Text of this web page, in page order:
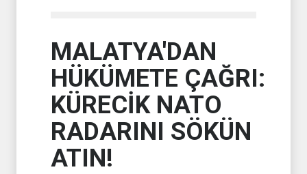
MALATYA'DAN
HÜKÜMETE ÇAĞRI:
KÜRECİK NATO
RADARINI SÖKÜN
ATIN!